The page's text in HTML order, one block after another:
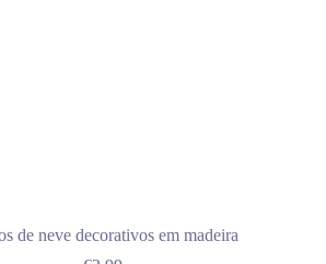
de neve decorativos em madeira